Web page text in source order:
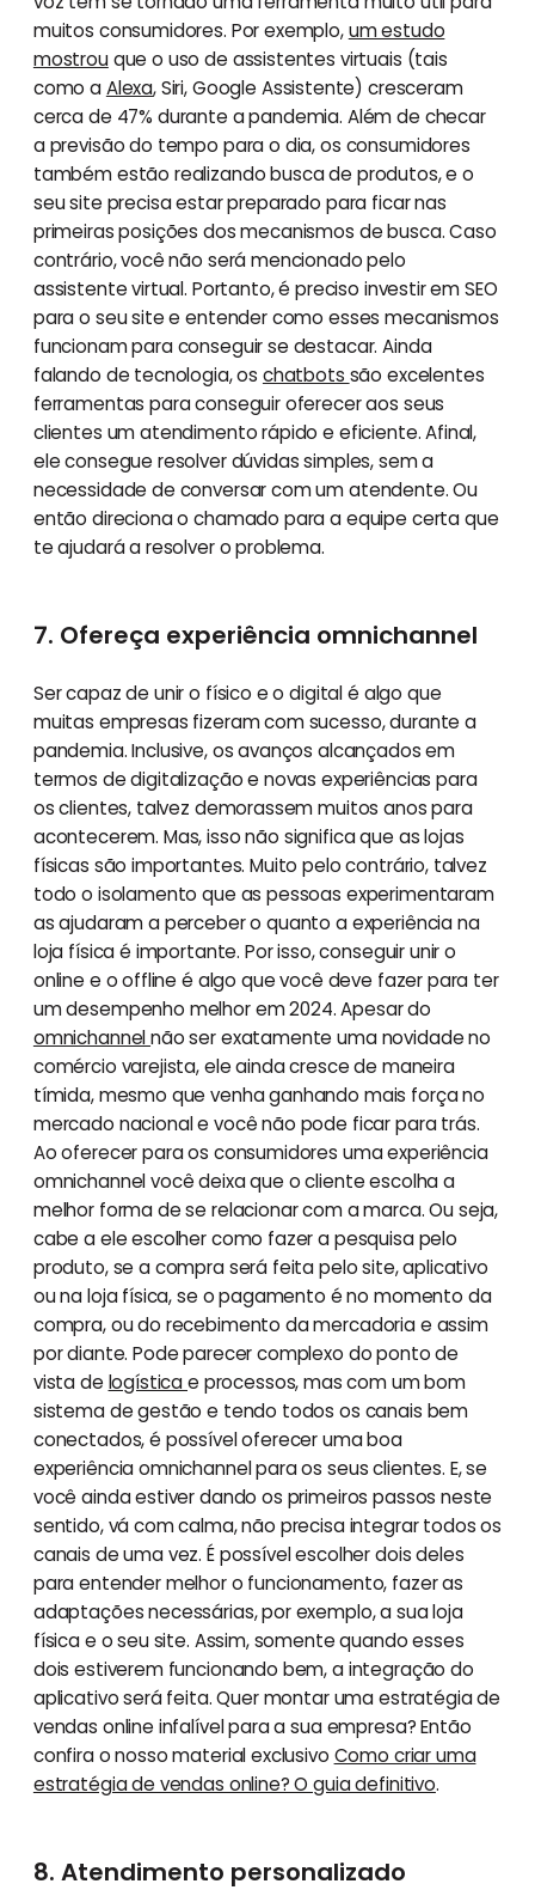
muitos consumidores. Por exemplo,um estudo
mostrouque o uso de assistentes virtuais (tais
como aAlexa, Siri, Google Assistente) cresceram
cerca de 47% durante a pandemia. Além de checar
a previsão do tempo para o dia, os consumidores
também estão realizando busca de produtos, e o
seu site precisa estar preparado para ficar nas
primeiras posições dos mecanismos de busca. Caso
contrário, você não será mencionado pelo
assistente virtual. Portanto, é preciso investir em SEO
para o seu site e entender como esses mecanismos
funcionam para conseguir se destacar. Ainda
falando de tecnologia, os chatbots são excelentes
ferramentas para conseguir oferecer aos seus
clientes um atendimento rápido e eficiente. Afinal,
ele consegue resolver dúvidas simples, sem a
necessidade de conversar com um atendente. Ou
então direciona o chamado para a equipe certa que
te ajudará a resolver o problema.
7. Ofereça experiência omnichannel
Ser capaz de unir o físico e o digital é algo que
muitas empresas fizeram com sucesso, durante a
pandemia. Inclusive, os avanços alcançados em
termos de digitalização e novas experiências para
os clientes, talvez demorassem muitos anos para
acontecerem. Mas, isso não significa que as lojas
físicas são importantes. Muito pelo contrário, talvez
todo o isolamento que as pessoas experimentaram
as ajudaram a perceber o quanto a experiência na
loja física é importante. Por isso, conseguir unir o
online e o offline é algo que você deve fazer para ter
um desempenho melhor em 2024. Apesar do
omnichannelnão ser exatamente uma novidade no
comércio varejista, ele ainda cresce de maneira
tímida, mesmo que venha ganhando mais força no
mercado nacional e você não pode ficar para trás.
Ao oferecer para os consumidores uma experiência
omnichannel você deixa que o cliente escolha a
melhor forma de se relacionar com a marca. Ou seja,
cabe a ele escolher como fazer a pesquisa pelo
produto, se a compra será feita pelo site, aplicativo
ou na loja física, se o pagamento é no momento da
compra, ou do recebimento da mercadoria e assim
por diante. Pode parecer complexo do ponto de
vista de logísticae processos, mas com um bom
sistema de gestão e tendo todos os canais bem
conectados, é possível oferecer uma boa
experiência omnichannel para os seus clientes. E, se
você ainda estiver dando os primeiros passos neste
sentido, vá com calma, não precisa integrar todos os
canais de uma vez. É possível escolher dois deles
para entender melhor o funcionamento, fazer as
adaptações necessárias, por exemplo, a sua loja
física e o seu site. Assim, somente quando esses
dois estiverem funcionando bem, a integração do
aplicativo será feita. Quer montar uma estratégia de
vendas online infalível para a sua empresa? Então
confira o nosso material exclusivo Como criar uma
estratégia de vendas online? O guia definitivo.
8. Atendimento personalizado